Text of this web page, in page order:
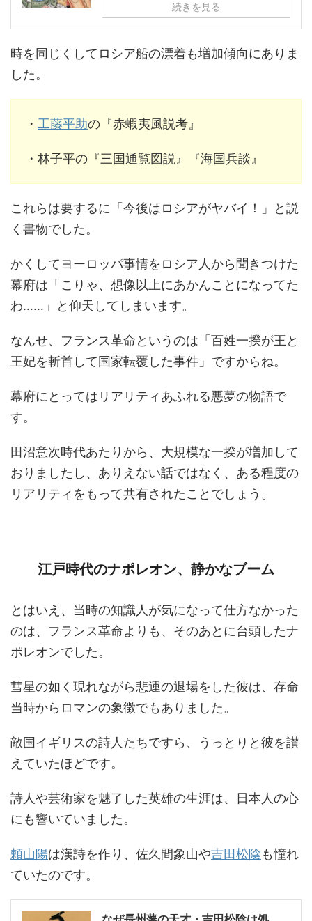
続きを見る
時を同じくしてロシア船の漂着も増加傾向にありま
した。
・ 工藤平助の『赤蝦夷風説考』
・林子平の『三国通覧図説』『海国兵談』
これらは要するに「今後はロシアがヤバイ！」と説
く書物でした。
かくしてヨーロッパ事情をロシア人から聞きつけた
幕府は「こりゃ、想像以上にあかんことになってた
わ……」と仰天してしまいます。
なんせ、フランス革命というのは「百姓一揆が王と
王妃を斬首して国家転覆した事件」ですからね。
幕府にとってはリアリティあふれる悪夢の物語で
す。
田沼意次時代あたりから、大規模な一揆が増加して
おりましたし、ありえない話ではなく、ある程度の
リアリティをもって共有されたことでしょう。
江戸時代のナポレオン、静かなブーム
とはいえ、当時の知識人が気になって仕方なかった
のは、フランス革命よりも、そのあとに台頭したナ
ポレオンでした。
彗星の如く現れながら悲運の退場をした彼は、存命
当時からロマンの象徴でもありました。
敵国イギリスの詩人たちですら、うっとりと彼を讃
えていたほどです。
詩人や芸術家を魅了した英雄の生涯は、日本人の心
にも響いていました。
頼山陽は漢詩を作り、佐久間象山や吉田松陰も憧れ
ていたのです。